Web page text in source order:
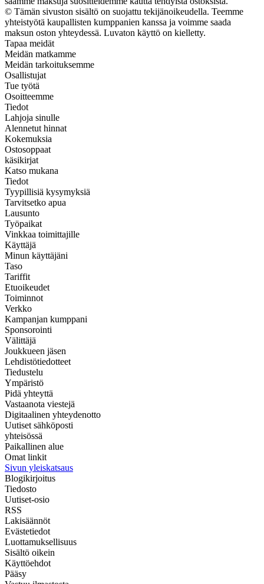
© Tämän sivuston sisältö on suojattu tekijänoikeudella. Teemme
yhteistyötä kaupallisten kumppanien kanssa ja voimme saada
maksun oston yhteydessä. Luvaton käyttö on kielletty.
Tapaa meidät
Meidän matkamme
Meidän tarkoituksemme
Osallistujat
Tue työtä
Osoitteemme
Tiedot
Lahjoja sinulle
Alennetut hinnat
Kokemuksia
Ostosoppaat
käsikirjat
Katso mukana
Tiedot
Tyypillisiä kysymyksiä
Tarvitsetko apua
Lausunto
Työpaikat
Vinkkaa toimittajille
Käyttäjä
Minun käyttäjäni
Taso
Tariffit
Etuoikeudet
Toiminnot
Verkko
Kampanjan kumppani
Sponsorointi
Välittäjä
Joukkueen jäsen
Lehdistötiedotteet
Tiedustelu
Ympäristö
Pidä yhteyttä
Vastaanota viestejä
Digitaalinen yhteydenotto
Uutiset sähköposti
yhteisössä
Paikallinen alue
Omat linkit
Sivun yleiskatsaus
Blogikirjoitus
Tiedosto
Uutiset-osio
RSS
Lakisäännöt
Evästetiedot
Luottamuksellisuus
Sisältö oikein
Käyttöehdot
Pääsy